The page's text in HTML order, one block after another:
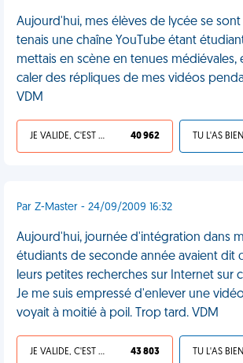
Aujourd'hui, mes élèves de lycée se
tenais une chaîne YouTube étant
mettais en scène en tenues médiévales,
caler des répliques de mes vidéos
VDM
JE VALIDE, C'EST UNE VDM 40 962
Par Z-Master - 24/09/2009 16:32
Aujourd'hui, journée d'intégration dans
étudiants de seconde année avaient dit
leurs petites recherches sur Internet sur
Je me suis empressé d'enlever une
voyait à moitié à poil. Trop tard. VDM
JE VALIDE, C'EST UNE VDM 43 803